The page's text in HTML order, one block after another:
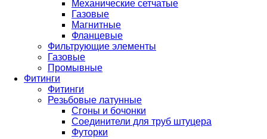
Механические сетчатые
Газовые
Магнитные
Фланцевые
Фильтрующие элементы
Газовые
Промывные
Фитинги
Фитинги
Резьбовые латунные
Сгоны и бочонки
Соединители для труб штуцера
Футорки